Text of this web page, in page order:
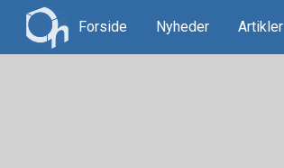
Forside Nyheder Artikler